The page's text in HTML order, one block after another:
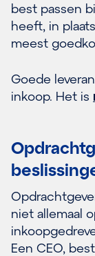
best passen
heeft, in
meest
Goede
inkoop. Het is
niet allemaal
Een CEO,